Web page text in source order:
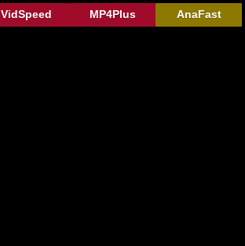
AnaFast
MP4Plus
VidSpeed